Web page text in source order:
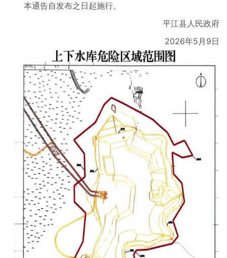
本通告自发布之日起施行。
平江县人民政府
2026年5月9日